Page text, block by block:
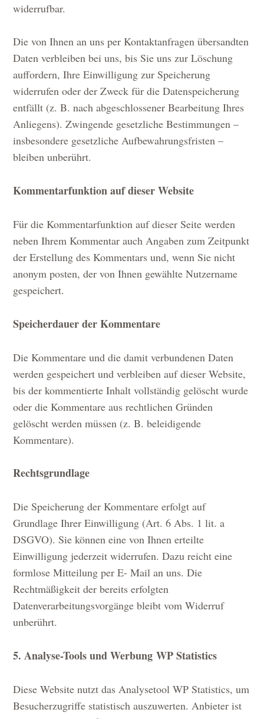
widerrufbar.
Die von Ihnen an uns per Kontaktanfragen übersandten
Daten verbleiben bei uns, bis Sie uns zur Löschung
auffordern, Ihre Einwilligung zur Speicherung
widerrufen oder der Zweck für die Datenspeicherung
entfällt (z. B. nach abgeschlossener Bearbeitung Ihres
Anliegens). Zwingende gesetzliche Bestimmungen –
insbesondere gesetzliche Aufbewahrungsfristen –
bleiben unberührt.
Kommentarfunktion auf dieser Website
Für die Kommentarfunktion auf dieser Seite werden
neben Ihrem Kommentar auch Angaben zum Zeitpunkt
der Erstellung des Kommentars und, wenn Sie nicht
anonym posten, der von Ihnen gewählte Nutzername
gespeichert.
Speicherdauer der Kommentare
Die Kommentare und die damit verbundenen Daten
werden gespeichert und verbleiben auf dieser Website,
bis der kommentierte Inhalt vollständig gelöscht wurde
oder die Kommentare aus rechtlichen Gründen
gelöscht werden müssen (z. B. beleidigende
Kommentare).
Rechtsgrundlage
Die Speicherung der Kommentare erfolgt auf
Grundlage Ihrer Einwilligung (Art. 6 Abs. 1 lit. a
DSGVO). Sie können eine von Ihnen erteilte
Einwilligung jederzeit widerrufen. Dazu reicht eine
formlose Mitteilung per E- Mail an uns. Die
Rechtmäßigkeit der bereits erfolgten
Datenverarbeitungsvorgänge bleibt vom Widerruf
unberührt.
5. Analyse-Tools und WerbungWP Statistics
Diese Website nutzt das Analysetool WP Statistics, um
Besucherzugriffe statistisch auszuwerten. Anbieter ist